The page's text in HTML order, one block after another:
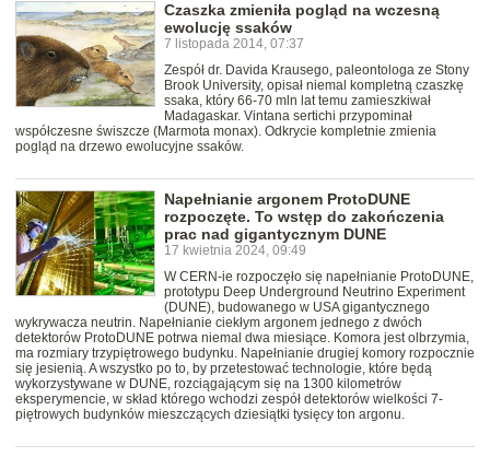
Czaszka zmieniła pogląd na wczesną
ewolucję ssaków
7 listopada 2014, 07:37
Zespół dr. Davida Krausego, paleontologa ze Stony
Brook University, opisał niemal kompletną czaszkę
ssaka, który 66-70 mln lat temu zamieszkiwał
Madagaskar. Vintana sertichi przypominał
współczesne świszcze (Marmota monax). Odkrycie kompletnie zmienia
pogląd na drzewo ewolucyjne ssaków.
Napełnianie argonem ProtoDUNE
rozpoczęte. To wstęp do zakończenia
prac nad gigantycznym DUNE
17 kwietnia 2024, 09:49
W CERN-ie rozpoczęło się napełnianie ProtoDUNE,
prototypu Deep Underground Neutrino Experiment
(DUNE), budowanego w USA gigantycznego
wykrywacza neutrin. Napełnianie ciekłym argonem jednego z dwóch
detektorów ProtoDUNE potrwa niemal dwa miesiące. Komora jest olbrzymia,
ma rozmiary trzypiętrowego budynku. Napełnianie drugiej komory rozpocznie
się jesienią. A wszystko po to, by przetestować technologie, które będą
wykorzystywane w DUNE, rozciągającym się na 1300 kilometrów
eksperymencie, w skład którego wchodzi zespół detektorów wielkości 7-
piętrowych budynków mieszczących dziesiątki tysięcy ton argonu.